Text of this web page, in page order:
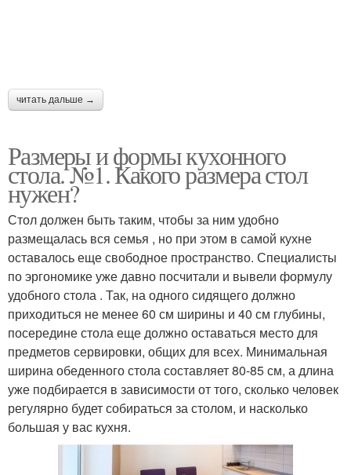
читать дальше →
Размеры и формы кухонного
стола. №1. Какого размера стол
нужен?
Стол должен быть таким, чтобы за ним удобно
размещалась вся семья , но при этом в самой кухне
оставалось еще свободное пространство. Специалисты
по эргономике уже давно посчитали и вывели формулу
удобного стола . Так, на одного сидящего должно
приходиться не менее 60 см ширины и 40 см глубины,
посередине стола еще должно оставаться место для
предметов сервировки, общих для всех. Минимальная
ширина обеденного стола составляет 80-85 см, а длина
уже подбирается в зависимости от того, сколько человек
регулярно будет собираться за столом, и насколько
большая у вас кухня.